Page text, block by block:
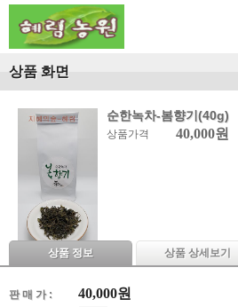
상품 화면
순한녹차-봄향기(40g)
상품가격 40,000원
상품 정보 상품 상세보기
판 매 가 : 40,000원